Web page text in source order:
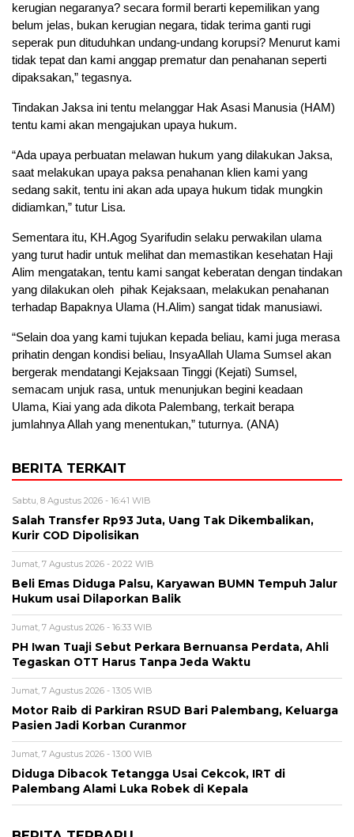
kerugian negaranya? secara formil berarti kepemilikan yang
belum jelas, bukan kerugian negara, tidak terima ganti rugi
seperak pun dituduhkan undang-undang korupsi? Menurut kami
tidak tepat dan kami anggap prematur dan penahanan seperti
dipaksakan,” tegasnya.
Tindakan Jaksa ini tentu melanggar Hak Asasi Manusia (HAM)
tentu kami akan mengajukan upaya hukum.
“Ada upaya perbuatan melawan hukum yang dilakukan Jaksa,
saat melakukan upaya paksa penahanan klien kami yang
sedang sakit, tentu ini akan ada upaya hukum tidak mungkin
didiamkan,” tutur Lisa.
Sementara itu, KH.Agog Syarifudin selaku perwakilan ulama
yang turut hadir untuk melihat dan memastikan kesehatan Haji
Alim mengatakan, tentu kami sangat keberatan dengan tindakan
yang dilakukan oleh pihak Kejaksaan, melakukan penahanan
terhadap Bapaknya Ulama (H.Alim) sangat tidak manusiawi.
“Selain doa yang kami tujukan kepada beliau, kami juga merasa
prihatin dengan kondisi beliau, InsyaAllah Ulama Sumsel akan
bergerak mendatangi Kejaksaan Tinggi (Kejati) Sumsel,
semacam unjuk rasa, untuk menunjukan begini keadaan
Ulama, Kiai yang ada dikota Palembang, terkait berapa
jumlahnya Allah yang menentukan,” tuturnya. (ANA)
BERITA TERKAIT
Sabtu, 8 Agustus 2026 - 16:41 WIB
Salah Transfer Rp93 Juta, Uang Tak Dikembalikan,
Kurir COD Dipolisikan
Jumat, 7 Agustus 2026 - 20:22 WIB
Beli Emas Diduga Palsu, Karyawan BUMN Tempuh Jalur
Hukum usai Dilaporkan Balik
Jumat, 7 Agustus 2026 - 16:33 WIB
PH Iwan Tuaji Sebut Perkara Bernuansa Perdata, Ahli
Tegaskan OTT Harus Tanpa Jeda Waktu
Jumat, 7 Agustus 2026 - 13:05 WIB
Motor Raib di Parkiran RSUD Bari Palembang, Keluarga
Pasien Jadi Korban Curanmor
Jumat, 7 Agustus 2026 - 13:00 WIB
Diduga Dibacok Tetangga Usai Cekcok, IRT di
Palembang Alami Luka Robek di Kepala